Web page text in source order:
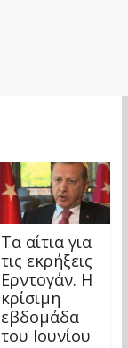
Τα αίτια για
τις εκρήξεις
Ερντογάν. Η
κρίσιμη
εβδομάδα
του Ιουνίου